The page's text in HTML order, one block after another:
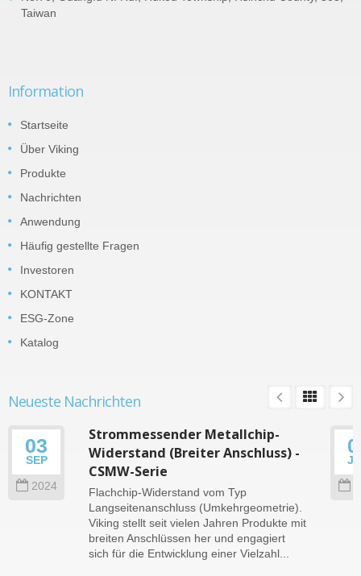
Taiwan
Information
Startseite
Über Viking
Produkte
Nachrichten
Anwendung
Häufig gestellte Fragen
Investoren
KONTAKT
ESG-Zone
Katalog
Neueste Nachrichten
03
SEP
2024
Strommessender Metallchip-
Widerstand (Breiter Anschluss) -
CSMW-Serie
Flachchip-Widerstand vom Typ
Langseitenanschluss (Umkehrgeometrie).
Viking stellt seit vielen Jahren Produkte mit
breiten Anschlüssen her und engagiert
sich für die Entwicklung einer Vielzahl...